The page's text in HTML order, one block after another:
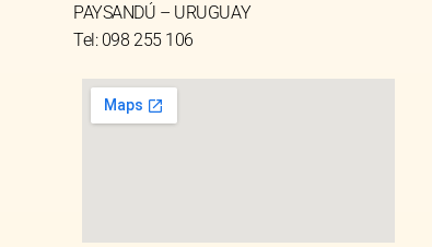
PAYSANDÚ – URUGUAY
Tel: 098 255 106